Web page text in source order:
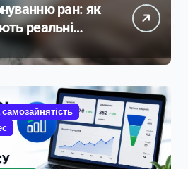
ран: як
реальні